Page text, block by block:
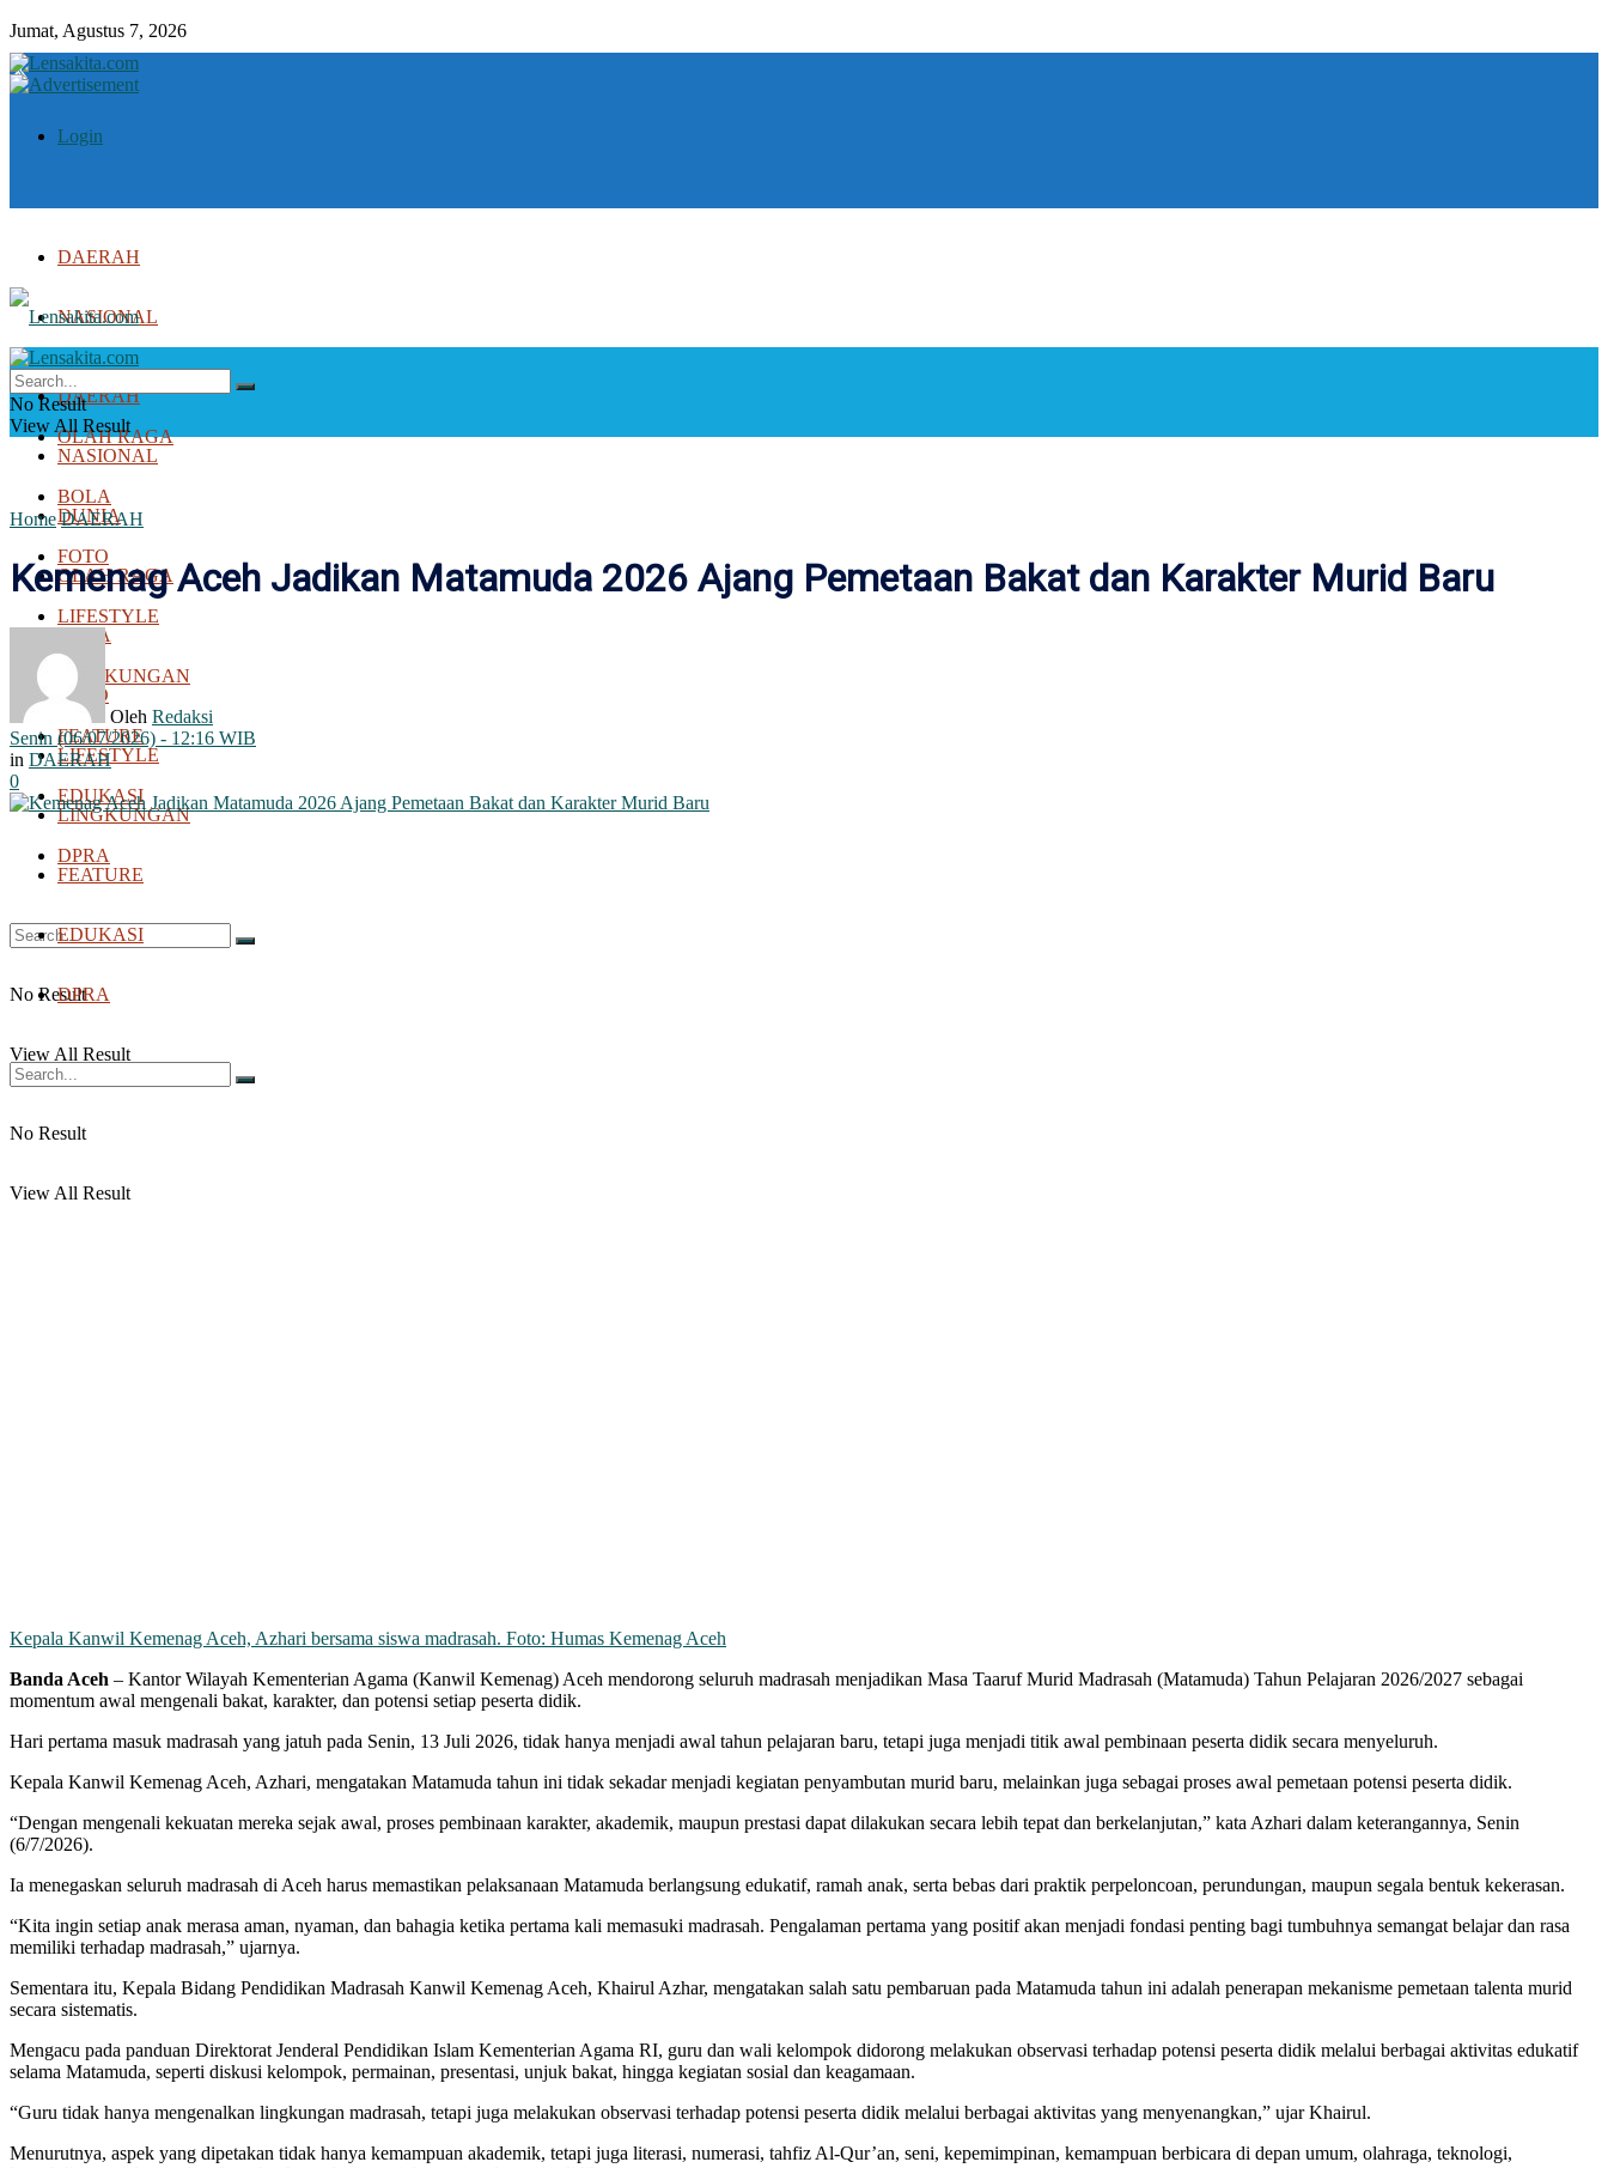
Jumat, Agustus 7, 2026
Login
DAERAH
NASIONAL
DUNIA
OLAH RAGA
BOLA
FOTO
LIFESTYLE
LINGKUNGAN
FEATURE
EDUKASI
DPRA
No Result
View All Result
DAERAH
NASIONAL
DUNIA
OLAH RAGA
BOLA
FOTO
LIFESTYLE
LINGKUNGAN
FEATURE
EDUKASI
DPRA
No Result
View All Result
No Result
View All Result
Home DAERAH
Kemenag Aceh Jadikan Matamuda 2026 Ajang Pemetaan Bakat dan Karakter Murid Baru
Oleh Redaksi
Senin (06/07/2026) - 12:16 WIB
in DAERAH
0
Kepala Kanwil Kemenag Aceh, Azhari bersama siswa madrasah. Foto: Humas Kemenag Aceh
Banda Aceh – Kantor Wilayah Kementerian Agama (Kanwil Kemenag) Aceh mendorong seluruh madrasah menjadikan Masa Taaruf Murid Madrasah (Matamuda) Tahun Pelajaran 2026/2027 sebagai
momentum awal mengenali bakat, karakter, dan potensi setiap peserta didik.
Hari pertama masuk madrasah yang jatuh pada Senin, 13 Juli 2026, tidak hanya menjadi awal tahun pelajaran baru, tetapi juga menjadi titik awal pembinaan peserta didik secara menyeluruh.
Kepala Kanwil Kemenag Aceh, Azhari, mengatakan Matamuda tahun ini tidak sekadar menjadi kegiatan penyambutan murid baru, melainkan juga sebagai proses awal pemetaan potensi peserta didik.
“Dengan mengenali kekuatan mereka sejak awal, proses pembinaan karakter, akademik, maupun prestasi dapat dilakukan secara lebih tepat dan berkelanjutan,” kata Azhari dalam keterangannya, Senin
(6/7/2026).
Ia menegaskan seluruh madrasah di Aceh harus memastikan pelaksanaan Matamuda berlangsung edukatif, ramah anak, serta bebas dari praktik perpeloncoan, perundungan, maupun segala bentuk kekerasan.
“Kita ingin setiap anak merasa aman, nyaman, dan bahagia ketika pertama kali memasuki madrasah. Pengalaman pertama yang positif akan menjadi fondasi penting bagi tumbuhnya semangat belajar dan rasa
memiliki terhadap madrasah,” ujarnya.
Sementara itu, Kepala Bidang Pendidikan Madrasah Kanwil Kemenag Aceh, Khairul Azhar, mengatakan salah satu pembaruan pada Matamuda tahun ini adalah penerapan mekanisme pemetaan talenta murid
secara sistematis.
Mengacu pada panduan Direktorat Jenderal Pendidikan Islam Kementerian Agama RI, guru dan wali kelompok didorong melakukan observasi terhadap potensi peserta didik melalui berbagai aktivitas edukatif
selama Matamuda, seperti diskusi kelompok, permainan, presentasi, unjuk bakat, hingga kegiatan sosial dan keagamaan.
“Guru tidak hanya mengenalkan lingkungan madrasah, tetapi juga melakukan observasi terhadap potensi peserta didik melalui berbagai aktivitas yang menyenangkan,” ujar Khairul.
Menurutnya, aspek yang dipetakan tidak hanya kemampuan akademik, tetapi juga literasi, numerasi, tahfiz Al-Qur’an, seni, kepemimpinan, kemampuan berbicara di depan umum, olahraga, teknologi,